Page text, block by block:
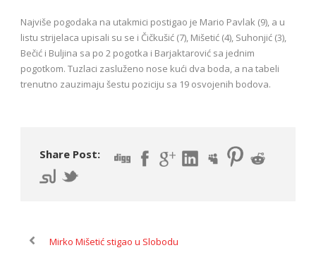
Najviše pogodaka na utakmici postigao je Mario Pavlak (9), a u
listu strijelaca upisali su se i Čičkušić (7), Mišetić (4), Suhonjić (3),
Bečić i Buljina sa po 2 pogotka i Barjaktarović sa jednim
pogotkom. Tuzlaci zasluženo nose kući dva boda, a na tabeli
trenutno zauzimaju šestu poziciju sa 19 osvojenih bodova.
Share Post:
Mirko Mišetić stigao u Slobodu